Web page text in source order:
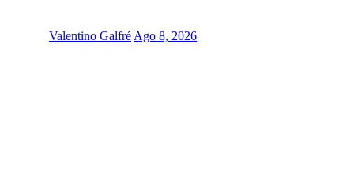
Valentino Galfré Ago 8, 2026